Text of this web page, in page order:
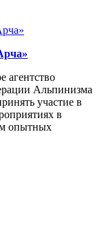
агентство
Альпинизма
участие в
в
опытных